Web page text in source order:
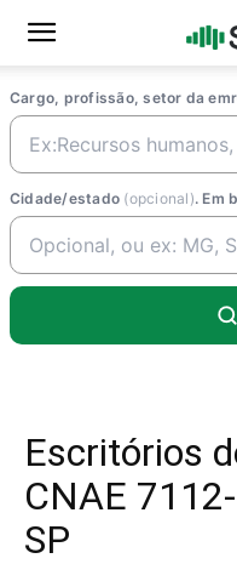
Cargo, profissão, setor da
Cidade/estado (opcional). Em
Escritórios
CNAE
SP